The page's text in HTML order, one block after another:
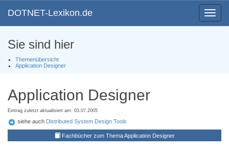
Toggle
DOTNET-Lexikon.de
Sie sind hier
Themenübersicht
Application Designer
Application Designer
Eintrag zuletzt aktualisiert am: 03.07.2005
siehe auch Distributed System Design Tools
Fachbücher zum Thema Application Designer